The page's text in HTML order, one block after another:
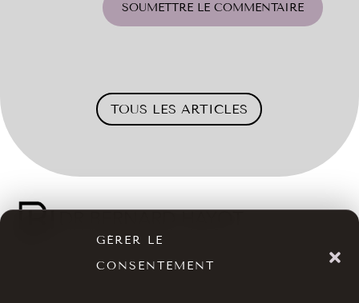
GÉRER LE
CONSENTEMENT
SOUMETTRE LE COMMENTAIRE
TOUS LES ARTICLES
01 40 17 00 99